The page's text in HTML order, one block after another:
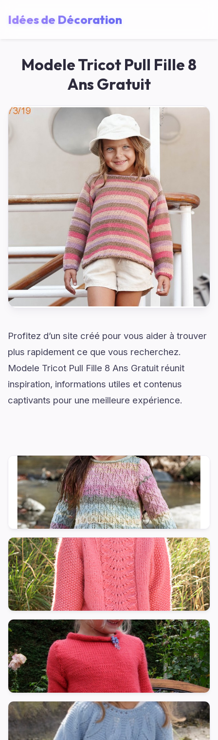
Idées de Décoration
Modele Tricot Pull Fille 8
Ans Gratuit
Profitez d’un site créé pour vous aider à trouver
plus rapidement ce que vous recherchez.
Modele Tricot Pull Fille 8 Ans Gratuit réunit
inspiration, informations utiles et contenus
captivants pour une meilleure expérience.